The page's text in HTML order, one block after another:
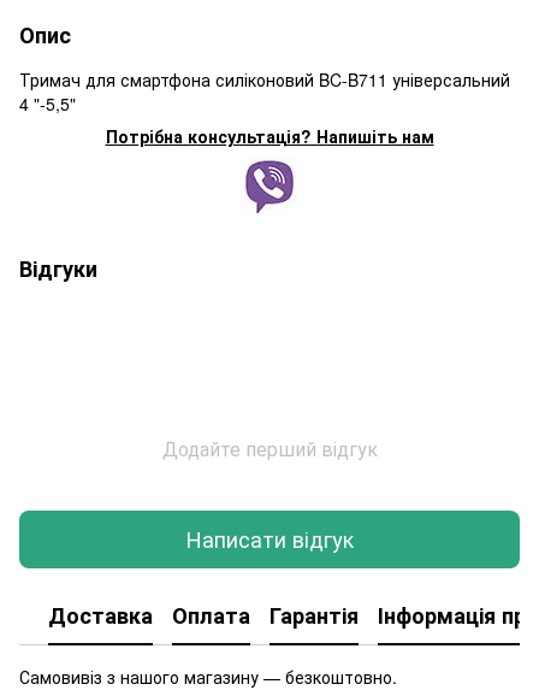
Опис
Тримач для смартфона силіконовий BC-B711 універсальний
4 "-5,5"
Потрібна консультація? Напишіть нам
Відгуки
Додайте перший відгук
Написати відгук
Доставка Оплата Гарантія Інформація
Самовивіз з нашого магазину — безкоштовно.